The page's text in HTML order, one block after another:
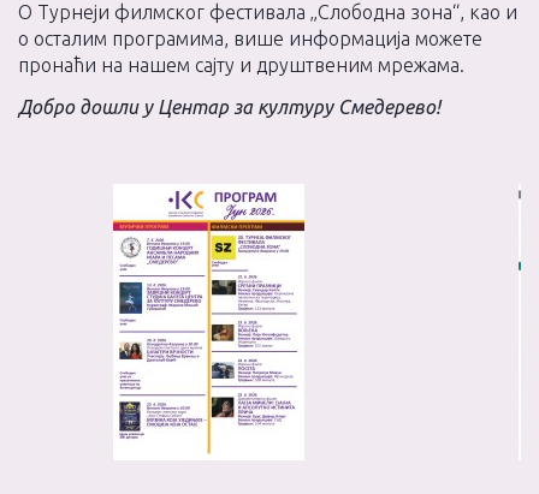
О Турнеји филмског фестивала „Слободна зона“, као и
о осталим програмима, више информација можете
пронаћи на нашем сајту и друштвеним мрежама.
Добро дошли у Центар за културу Смедерево!